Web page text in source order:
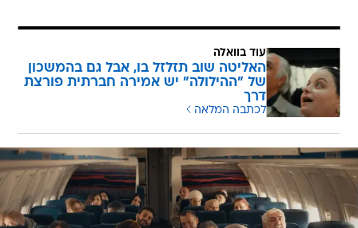
עוד בוואלה
האליטה שוב תזלזל בו, אבל גם בהמשכון
של "ההילולה" יש אמירה חברתית פורצת
דרך
לכתבה המלאה